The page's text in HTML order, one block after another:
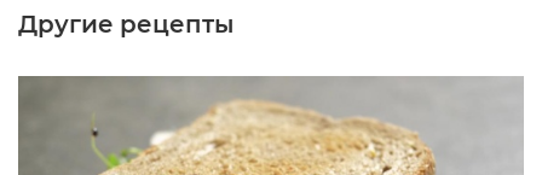
Другие рецепты